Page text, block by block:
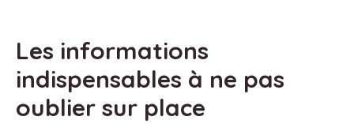
Les informations
indispensables à ne pas
oublier sur place